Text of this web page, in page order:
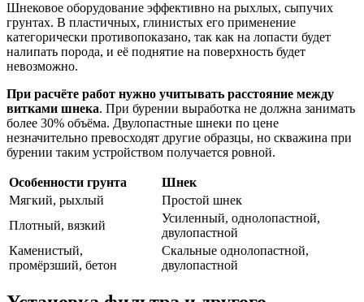
Шнековое оборудование эффективно на рыхлых, сыпучих
грунтах. В пластичных, глинистых его применение
категорически противопоказано, так как на лопасти будет
налипать порода, и её поднятие на поверхность будет
невозможно.
При расчёте работ нужно учитывать расстояние между
витками шнека. При бурении выработка не должна занимать
более 30% объёма. Двулопастные шнеки по цене
незначительно превосходят другие образцы, но скважина при
бурении таким устройством получается ровной.
Особенности грунта
Шнек
Мягкий, рыхлый
Простой шнек
Плотный, вязкий
Усиленный, однолопастной,
двулопастной
Каменистый,
промёрзший, бетон
Скальные однолопастной,
двулопастной